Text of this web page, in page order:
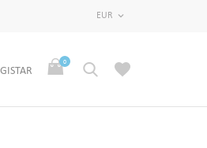
EUR 
0